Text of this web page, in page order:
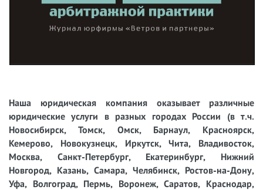
Наша юридическая компания оказывает различные
юридические услуги в разных городах России (в т.ч.
Новосибирск, Томск, Омск, Барнаул, Красноярск,
Кемерово, Новокузнецк, Иркутск, Чита, Владивосток,
Москва, Санкт-Петербург, Екатеринбург, Нижний
Новгород, Казань, Самара, Челябинск, Ростов-на-Дону,
Уфа, Волгоград, Пермь, Воронеж, Саратов, Краснодар,